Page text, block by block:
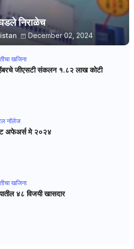
निराळेच
December 02, 2024
खजिना
जीएसटी संकलन १.८२ लाख कोटी
नाॅलेज
करंट अफेअर्स मे २०२४
खजिना
४८ विजयी खासदार